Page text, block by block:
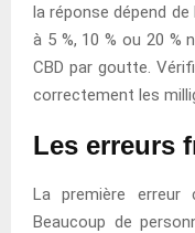
la réponse dépend
à 5 %, 10 % ou 20 %
CBD par goutte.
correctement les
Les erreurs
La première
Beaucoup de